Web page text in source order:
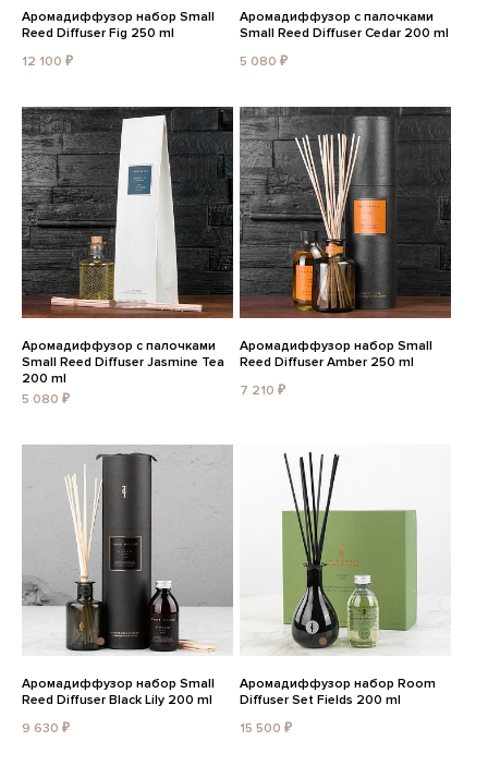
Аромадиффузор набор Small
Reed Diffuser Fig 250 ml
12 100 ₽
Аромадиффузор с палочками
Small Reed Diffuser Cedar 200 ml
5 080 ₽
Аромадиффузор с палочками
Small Reed Diffuser Jasmine Tea
200 ml
5 080 ₽
Аромадиффузор набор Small
Reed Diffuser Amber 250 ml
7 210 ₽
Аромадиффузор набор Small
Reed Diffuser Black Lily 200 ml
9 630 ₽
Аромадиффузор набор Room
Diffuser Set Fields 200 ml
15 500 ₽